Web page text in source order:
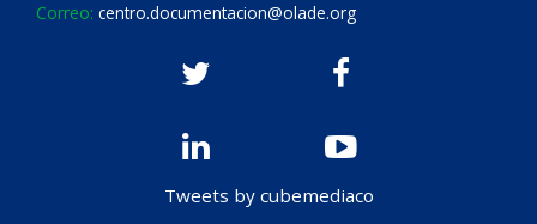
Correo: centro.documentacion@olade.org
Tweets by cubemediaco